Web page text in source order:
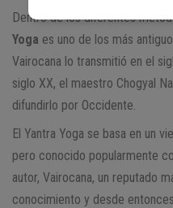
Dentro de los diferentes
Yoga es uno de los más
Vairocana lo transmitió en el
siglo XX, el maestro Chogyal
difundirlo por Occidente.
El Yantra Yoga se basa en un
pero conocido popularmente
autor, Vairocana, un reputado
conocimiento y desde